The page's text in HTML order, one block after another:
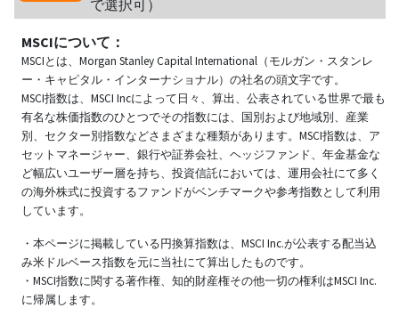
で選択可）
MSCIについて：
MSCIとは、Morgan Stanley Capital International（モルガン・スタンレ
ー・キャピタル・インターナショナル）の社名の頭文字です。
MSCI指数は、MSCI Incによって日々、算出、公表されている世界で最も
有名な株価指数のひとつでその指数には、国別および地域別、産業
別、セクター別指数などさまざまな種類があります。MSCI指数は、ア
セットマネージャー、銀行や証券会社、ヘッジファンド、年金基金な
ど幅広いユーザー層を持ち、投資信託においては、運用会社にて多く
の海外株式に投資するファンドがベンチマークや参考指数として利用
しています。
・本ページに掲載している円換算指数は、MSCI Inc.が公表する配当込
み米ドルベース指数を元に当社にて算出したものです。
・MSCI指数に関する著作権、知的財産権その他一切の権利はMSCI Inc.
に帰属します。